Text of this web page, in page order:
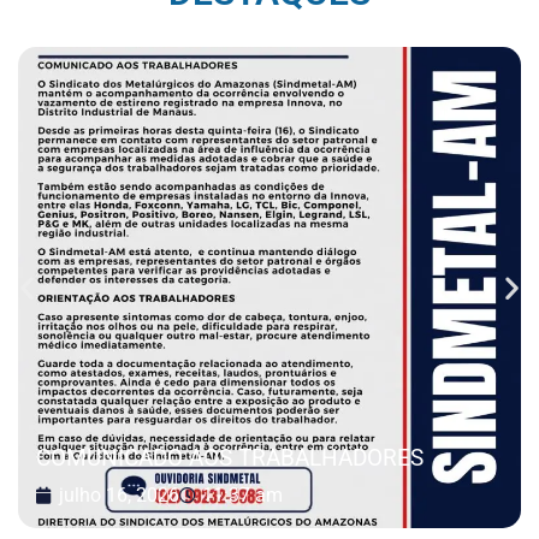
COMUNICADO AOS TRABALHADORES
julho 16, 2026 11:37 am